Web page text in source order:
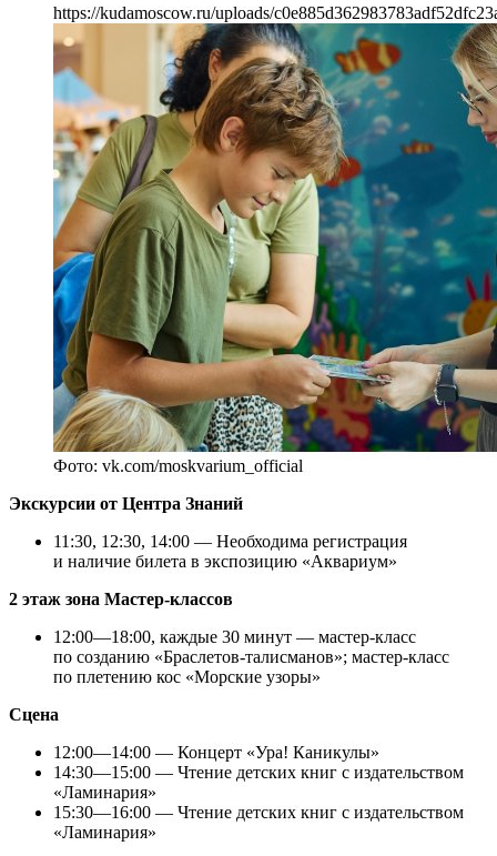
https://kudamoscow.ru/uploads/
Фото: vk.com/moskvarium_official
Экскурсии от Центра Знаний
11:30, 12:30, 14:00 — Необходима регистрация
и наличие билета в экспозицию «Аквариум»
2 этаж зона Мастер-классов
12:00—18:00, каждые 30 минут — мастер-класс
по созданию «Браслетов-талисманов»; мастер-класс
по плетению кос «Морские узоры»
Сцена
12:00—14:00 — Концерт «Ура! Каникулы»
14:30—15:00 — Чтение детских книг с издательством
«Ламинария»
15:30—16:00 — Чтение детских книг с издательством
«Ламинария»